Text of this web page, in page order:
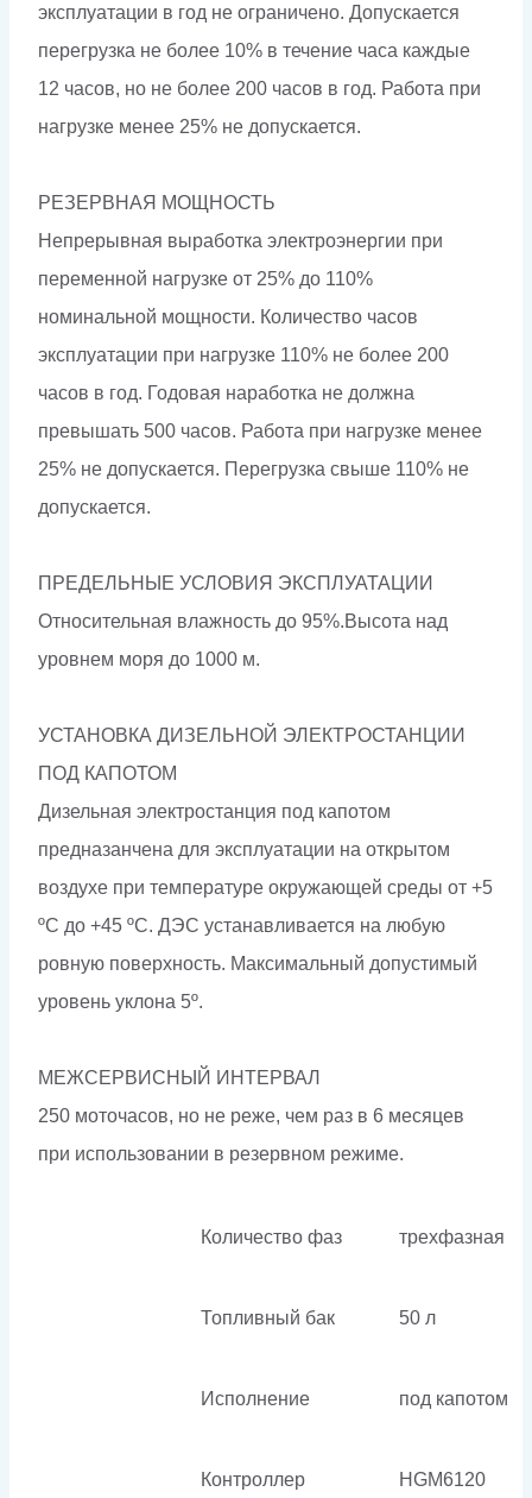
эксплуатации в год не ограничено. Допускается
перегрузка не более 10% в течение часа каждые
12 часов, но не более 200 часов в год. Работа при
нагрузке менее 25% не допускается.
РЕЗЕРВНАЯ МОЩНОСТЬ
Непрерывная выработка электроэнергии при
переменной нагрузке от 25% до 110%
номинальной мощности. Количество часов
эксплуатации при нагрузке 110% не более 200
часов в год. Годовая наработка не должна
превышать 500 часов. Работа при нагрузке менее
25% не допускается. Перегрузка свыше 110% не
допускается.
ПРЕДЕЛЬНЫЕ УСЛОВИЯ ЭКСПЛУАТАЦИИ
Относительная влажность до 95%.Высота над
уровнем моря до 1000 м.
УСТАНОВКА ДИЗЕЛЬНОЙ ЭЛЕКТРОСТАНЦИИ
ПОД КАПОТОМ
Дизельная электростанция под капотом
предназанчена для эксплуатации на открытом
воздухе при температуре окружающей среды от +5
ºС до +45 ºС. ДЭС устанавливается на любую
ровную поверхность. Максимальный допустимый
уровень уклона 5º.
МЕЖСЕРВИСНЫЙ ИНТЕРВАЛ
250 моточасов, но не реже, чем раз в 6 месяцев
при использовании в резервном режиме.
Количество фаз трехфазная
Топливный бак 50 л
Исполнение под капотом
Контроллер HGM6120